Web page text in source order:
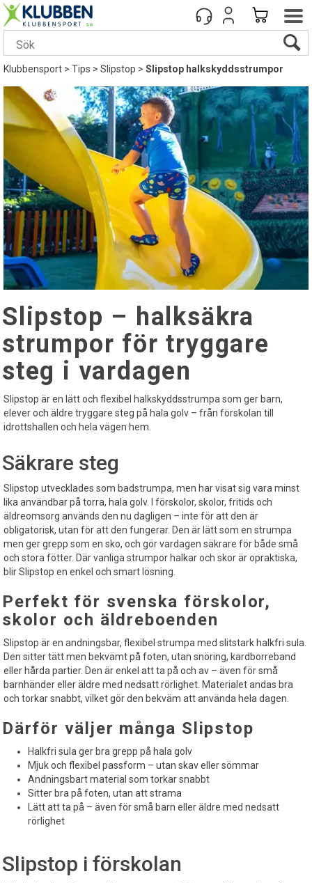
Klubbensport>Tips>Slipstop>Slipstop halkskyddsstrumpor
Slipstop – halksäkra
strumpor för tryggare
steg i vardagen
Slipstop är en lätt och flexibel halkskyddsstrumpa som ger barn,
elever och äldre tryggare steg på hala golv – från förskolan till
idrottshallen och hela vägen hem.
Säkrare steg
Slipstop utvecklades som badstrumpa, men har visat sig vara minst
lika användbar på torra, hala golv. I förskolor, skolor, fritids och
äldreomsorg används den nu dagligen – inte för att den är
obligatorisk, utan för att den fungerar. Den är lätt som en strumpa
men ger grepp som en sko, och gör vardagen säkrare för både små
och stora fötter. Där vanliga strumpor halkar och skor är opraktiska,
blir Slipstop en enkel och smart lösning.
Perfekt för svenska förskolor,
skolor och äldreboenden
Slipstop är en andningsbar, flexibel strumpa med slitstark halkfri sula.
Den sitter tätt men bekvämt på foten, utan snöring, kardborreband
eller hårda partier. Den är enkel att ta på och av – även för små
barnhänder eller äldre med nedsatt rörlighet. Materialet andas bra
och torkar snabbt, vilket gör den bekväm att använda hela dagen.
Därför väljer många Slipstop
Halkfri sula ger bra grepp på hala golv
Mjuk och flexibel passform – utan skav eller sömmar
Andningsbart material som torkar snabbt
Sitter bra på foten, utan att strama
Lätt att ta på – även för små barn eller äldre med nedsatt
rörlighet
Slipstop i förskolan